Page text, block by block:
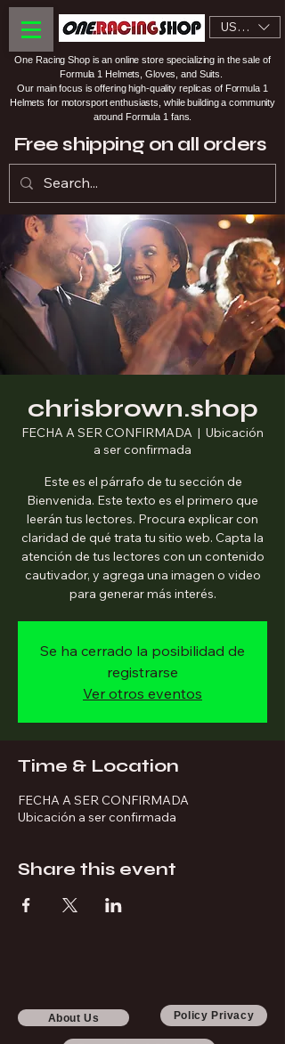
USD ($)
One Racing Shop is an online store specializing in the sale of
Formula 1 Helmets, Gloves, and Suits.
Our main focus is offering high-quality replicas of Formula 1
Helmets for motorsport enthusiasts, while building a community
around Formula 1 fans.
Free shipping on all orders
chrisbrown.shop
FECHA A SER CONFIRMADA
  |
Ubicación
a ser confirmada
Este es el párrafo de tu sección de
Bienvenida. Este texto es el primero que
leerán tus lectores. Procura explicar con
claridad de qué trata tu sitio web. Capta la
atención de tus lectores con un contenido
cautivador, y agrega una imagen o video
para generar más interés.
Se ha cerrado la posibilidad de
registrarse
Ver otros eventos
Time & Location
FECHA A SER CONFIRMADA
Ubicación a ser confirmada
Share this event
About Us Policy Privacy